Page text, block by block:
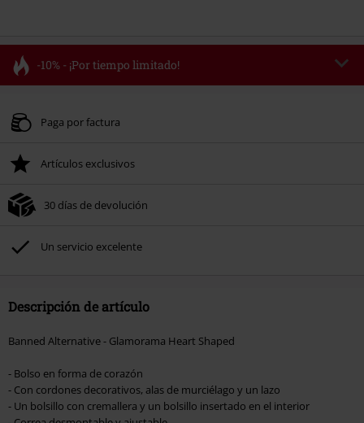
-10% - ¡Por tiempo limitado!
Válido hasta 8/11/26
Tras introducir el código, el descuento se deducirá automáticamente al final
No acumulable con otras promociones Códigos promocionales.. Quedan
Rammstein, (Till) Lindemann, Böhse Onkelz, Broilers, Die Ärzte, Die Toten
Hosen, Metality, Funko Pop!, vales regalo y artículos que incluyan una
Paga por factura
Artículos exclusivos
30 días de devolución
Un servicio excelente
Descripción de artículo
Banned Alternative - Glamorama Heart Shaped
- Bolso en forma de corazón
- Con cordones decorativos, alas de murciélago y un lazo
- Un bolsillo con cremallera y un bolsillo insertado en el interior